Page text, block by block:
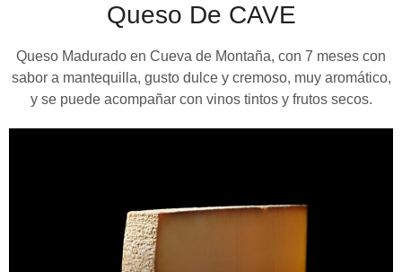
Queso De CAVE
Queso Madurado en Cueva de Montaña, con 7 meses con
sabor a mantequilla, gusto dulce y cremoso, muy aromático,
y se puede acompañar con vinos tintos y frutos secos.